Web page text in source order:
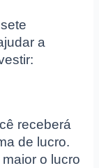
a
receberá
de lucro.
o lucro